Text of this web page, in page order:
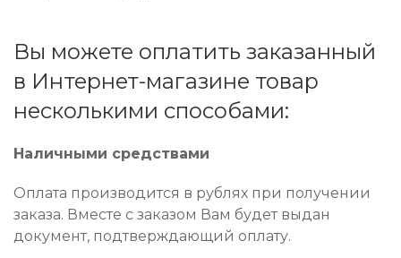
Вы можете оплатить заказанный
в Интернет-магазине товар
несколькими способами:
Наличными средствами
Оплата производится в рублях при получении
заказа. Вместе с заказом Вам будет выдан
документ, подтверждающий оплату.